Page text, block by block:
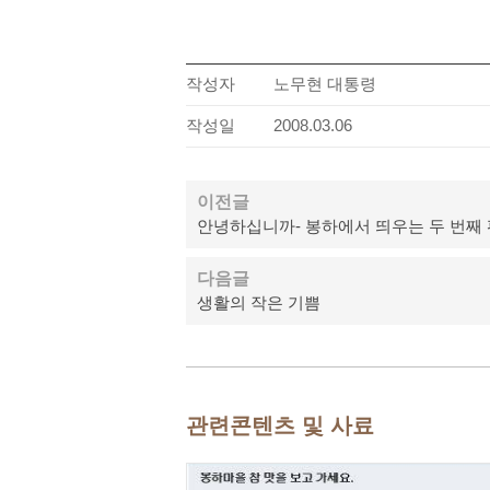
작성자 노무현 대통령
작성일 2008.03.06
이전글
안녕하십니까- 봉하에서 띄우는 두 번째
다음글
생활의 작은 기쁨
관련콘텐츠 및 사료